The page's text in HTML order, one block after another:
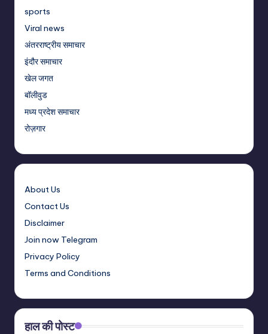
sports
Viral news
अंतरराष्ट्रीय समाचार
इंदौर समाचार
खेल जगत
बॉलीवुड
मध्य प्रदेश समाचार
रोज़गार
About Us
Contact Us
Disclaimer
Join now Telegram
Privacy Policy
Terms and Conditions
हाल की पोस्ट